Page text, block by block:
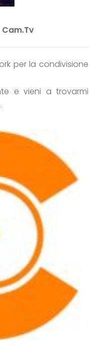
Cam.Tv
per la condivisione
e vieni a trovarmi